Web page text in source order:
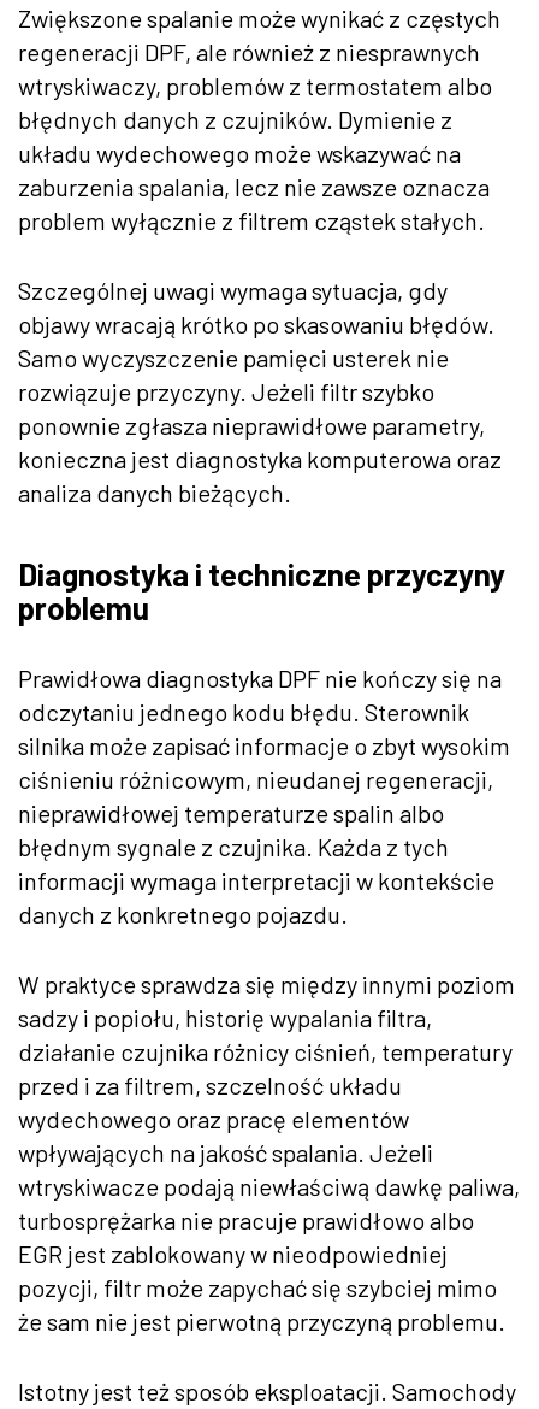
Zwiększone spalanie może wynikać z częstych
regeneracji DPF, ale również z niesprawnych
wtryskiwaczy, problemów z termostatem albo
błędnych danych z czujników. Dymienie z
układu wydechowego może wskazywać na
zaburzenia spalania, lecz nie zawsze oznacza
problem wyłącznie z filtrem cząstek stałych.
Szczególnej uwagi wymaga sytuacja, gdy
objawy wracają krótko po skasowaniu błędów.
Samo wyczyszczenie pamięci usterek nie
rozwiązuje przyczyny. Jeżeli filtr szybko
ponownie zgłasza nieprawidłowe parametry,
konieczna jest diagnostyka komputerowa oraz
analiza danych bieżących.
Diagnostyka i techniczne przyczyny
problemu
Prawidłowa diagnostyka DPF nie kończy się na
odczytaniu jednego kodu błędu. Sterownik
silnika może zapisać informacje o zbyt wysokim
ciśnieniu różnicowym, nieudanej regeneracji,
nieprawidłowej temperaturze spalin albo
błędnym sygnale z czujnika. Każda z tych
informacji wymaga interpretacji w kontekście
danych z konkretnego pojazdu.
W praktyce sprawdza się między innymi poziom
sadzy i popiołu, historię wypalania filtra,
działanie czujnika różnicy ciśnień, temperatury
przed i za filtrem, szczelność układu
wydechowego oraz pracę elementów
wpływających na jakość spalania. Jeżeli
wtryskiwacze podają niewłaściwą dawkę paliwa,
turbosprężarka nie pracuje prawidłowo albo
EGR jest zablokowany w nieodpowiedniej
pozycji, filtr może zapychać się szybciej mimo
że sam nie jest pierwotną przyczyną problemu.
Istotny jest też sposób eksploatacji. Samochody